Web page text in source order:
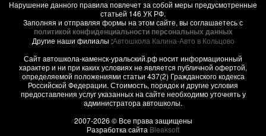
Нарушение данного правила повлечет за собой меры предусмотренные
статьей 146 УК РФ.
Заполняя и отправляя формы на этом сайте, вы соглашаетесь с
политикой конфиденциальности персональных данных
Другие наши филиалы :Автошкола Калина-Авто в Кольцово
Сайт автошкола-каменск-уральский.рф носит информационный
характер и ни при каких условиях не является публичной офертой,
определяемой положениями статьи 437(2) Гражданского кодекса
Российской Федерации. Стоимость, порядок и другие условия
предоставления услуг указанных на сайте необходимо уточнять у
администратора автошколы.
2007-2026 © Все права защищены
Разработка сайта Bleaksoft